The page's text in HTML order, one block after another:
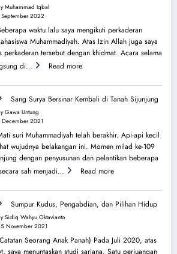
IMM
Ahmad
Yani
Muhammad Iqbal
September 2022
waktu lalu saya mengikuti perkaderan
Muhammadiyah. Atas Izin Allah juga saya
tersebut dengan khidmat. Acara selama
di…
Read more:
Cahaya
Sang
Balik
Pura
Sang Surya Bersinar Kembali di Tanah Sijunjung
Gawa Untung
December 2021
suri Muhammadiyah telah berakhir. Api-api kecil
wujudnya belakangan ini. Momen milad ke-109
dengan penyusunan dan pelantikan beberapa
sah menjadi…
Read more:
Surya
Bersinar
Tanah
Sijunjung
Sumpur Kudus, Pengabdian, dan Pilihan Hidup
Sidiq Wahyu Oktavianto
November 2021
Seorang Anak Panah) Pada Juli 2020, atas
saya menuntaskan studi sarjana. Satu perjuangan